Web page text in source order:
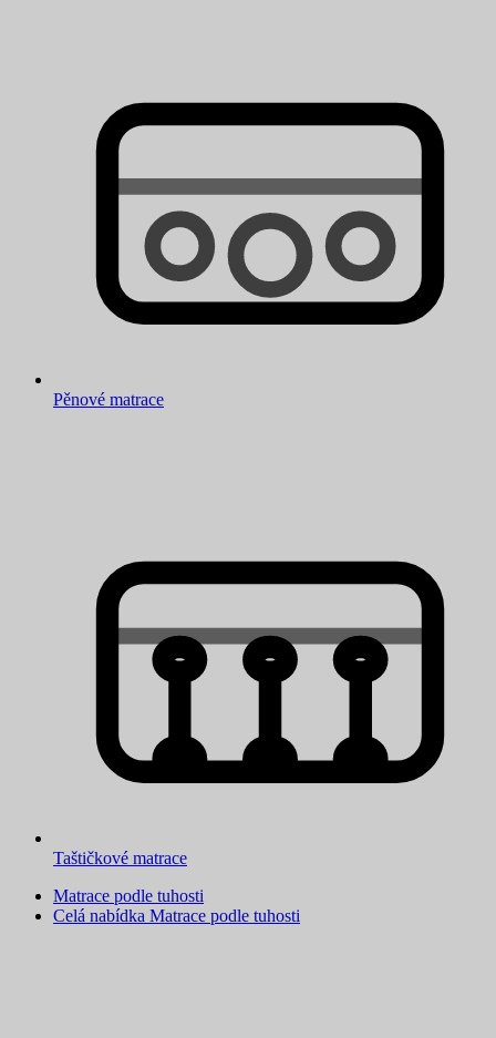
Pěnové matrace
Taštičkové matrace
Matrace podle tuhosti
Celá nabídka Matrace podle tuhosti